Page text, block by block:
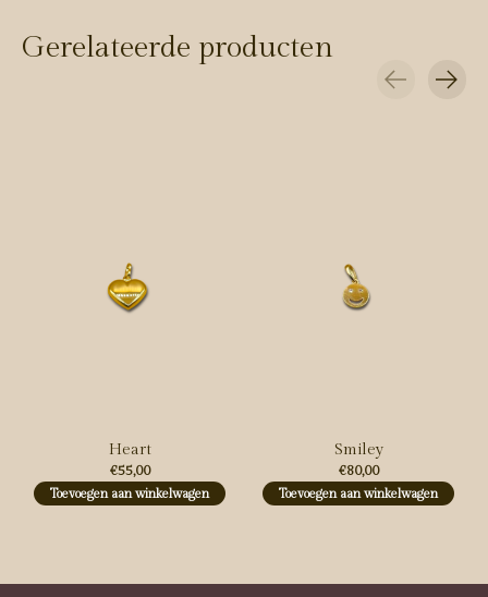
Gerelateerde producten
Heart
€55,00
Toevoegen aan winkelwagen
Smiley
€80,00
Toevoegen aan winkelwagen